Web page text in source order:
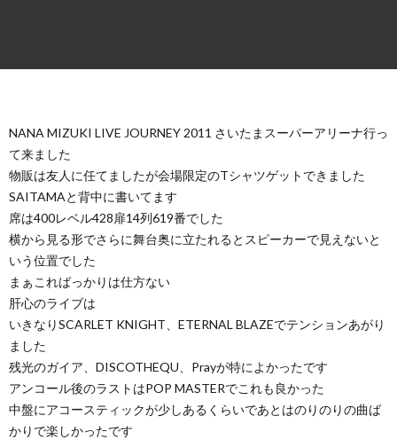
NANA MIZUKI LIVE JOURNEY 2011 さいたまスーパーアリーナ行っ
て来ました
物販は友人に任てましたが会場限定のTシャツゲットできました
SAITAMAと背中に書いてます
席は400レベル428扉14列619番でした
横から見る形でさらに舞台奥に立たれるとスピーカーで見えないと
いう位置でした
まぁこればっかりは仕方ない
肝心のライブは
いきなりSCARLET KNIGHT、ETERNAL BLAZEでテンションあがり
ました
残光のガイア、DISCOTHEQU、Prayが特によかったです
アンコール後のラストはPOP MASTERでこれも良かった
中盤にアコースティックが少しあるくらいであとはのりのりの曲ば
かりで楽しかったです